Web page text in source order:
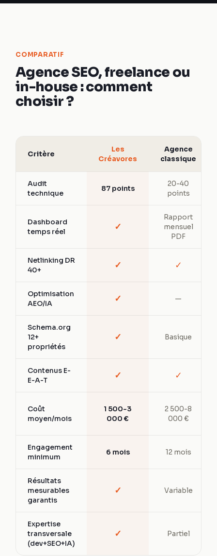
COMPARATIF
Agence SEO, freelance ou
in-house : comment
choisir ?
Critère
Les
Créavores
Agence
classique
Audit
technique
87 points
20-40
points
Dashboard
temps réel
✓
Rapport
mensuel
PDF
Netlinking DR
40+
✓ ✓
Optimisation
AEO/IA
✓ —
Schema.org
12+
propriétés
✓ Basique
Contenus E-
E-A-T
✓ ✓
Coût
moyen/mois
1 500-3
000 €
2 500-8
000 €
Engagement
minimum
6 mois 12 mois
Résultats
mesurables
garantis
✓ Variable
Expertise
transversale
(dev+SEO+IA)
✓ Partiel